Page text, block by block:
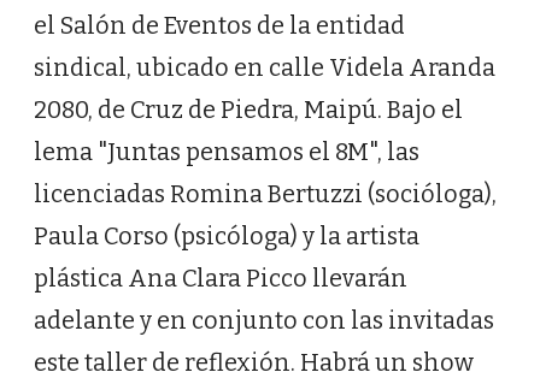
el Salón de Eventos de la entidad
sindical, ubicado en calle Videla Aranda
2080, de Cruz de Piedra, Maipú. Bajo el
lema "Juntas pensamos el 8M", las
licenciadas Romina Bertuzzi (socióloga),
Paula Corso (psicóloga) y la artista
plástica Ana Clara Picco llevarán
adelante y en conjunto con las invitadas
este taller de reflexión. Habrá un show